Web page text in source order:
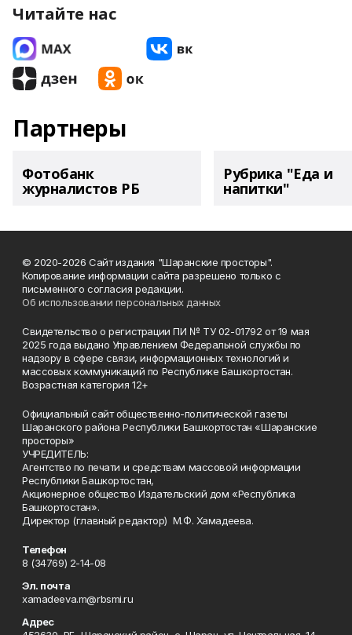
Читайте нас
Партнеры
Фотобанк
журналистов РБ
Рубрика "Еда и
напитки"
© 2020-2026 Сайт издания "Шаранские просторы".
Копирование информации сайта разрешено только с
письменного согласия редакции.
Об использовании персональных данных
Свидетельство о регистрации ПИ № ТУ 02-01792 от 19 мая
2025 года выдано Управлением Федеральной службы по
надзору в сфере связи, информационных технологий и
массовых коммуникаций по Республике Башкортостан.
Возрастная категория 12+
Официальный сайт общественно-политической газеты
Шаранского района Республики Башкортостан «Шаранские
просторы»
УЧРЕДИТЕЛЬ:
Агентство по печати и средствам массовой информации
Республики Башкортостан,
Акционерное общество Издательский дом «Республика
Башкортостан».
Директор (главный редактор) М.Ф. Хамадеева.
Телефон
8 (34769) 2-14-08
Эл. почта
xamadeeva.m@rbsmi.ru
Адрес